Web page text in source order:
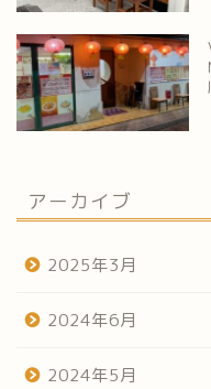
アーカイブ
2025年3月
2024年6月
2024年5月